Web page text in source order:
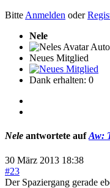
Bitte Anmelden oder
Nele
Neues Mitglied
Dank erhalten: 0
Nele antwortete aufAw:
30 März 2013 18:38
#23
Der Spaziergang gerade